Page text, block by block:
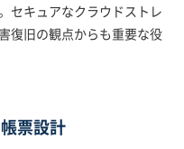
セキュアなクラウドストレ
復旧の観点からも重要な役
票設計